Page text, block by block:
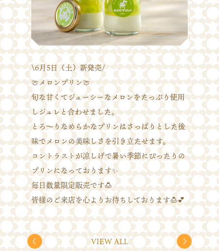
\6月5日（土）新発売/
🍈メロンプリン🍈
旬な甘くてジューシーなメロンをたっぷり使用
しジュレと合わせました。
とろ～りなめらかなプリンはさっぱりとした後
味でメロンの美味しさを引き立たせます。
コントラストが涼しげで暑い季節にぴったりの
プリンになっております✨
毎日数量限定販売です🍮
皆様のご来店を心よりお待ちしております🍮💕
VIEW ALL